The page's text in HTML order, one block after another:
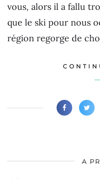
vous, alors il a fallu
que le ski pour nous
région regorge de
A